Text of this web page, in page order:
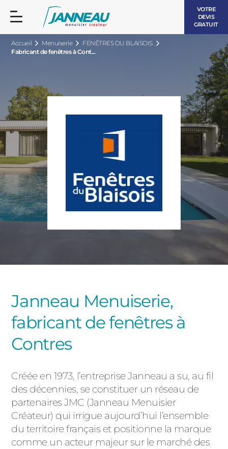
VOTRE
DEVIS
GRATUIT
Accueil Menuiserie
FENÊTRES DU BLAISOIS
Fabricant de fenêtres à Cont...
Janneau Menuiserie,
fabricant de fenêtres à
Contres
Créée en 1973, l’entreprise Janneau a su, au fil
des décennies, se constituer un réseau de
partenaires JMC (Janneau Menuisier
Créateur) qui irrigue aujourd’hui l’ensemble
du territoire français et positionne la marque
comme un acteur majeur sur le marché des
FENÊTRES ET PORTES-FENÊTRES
BOIS
ALUMINIUM
BAIES VITRÉES
PORTES D’ENTRÉELES INTEMPORELLES
LES LUMINEUSES
VOLETS ROULANTS
PERGOLAS
CARPORTS